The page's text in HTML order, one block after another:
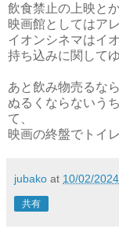
飲食禁止の上映と
映画館としてはア
イオンシネマはイ
持ち込みに関して
あと飲み物売るな
ぬるくならないう
て、
映画の終盤でトイ
jubako at 10/02/
共有